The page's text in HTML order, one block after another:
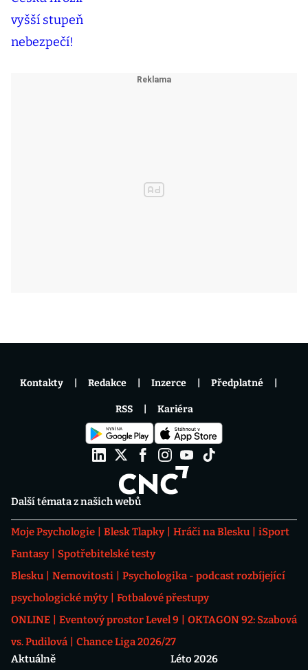
Další témata z našich webů
Moje Psychologie Blesk Tlapky Hráči na Blesku
iSport
Fantasy
Spotřebitelské testy
Blesku
Nemovitosti
Psychologika - podcast rozbíjející
psychologické mýty
Fotbalové přestupy
ONLINE
Eventový prostor Level 9
OKTAGON 92: Szabová
vs. Pudilová
Chance Liga 2026/27
Aktuálně
Léto 2026
Kontakty Redakce Inzerce Předplatné
RSS Kariéra